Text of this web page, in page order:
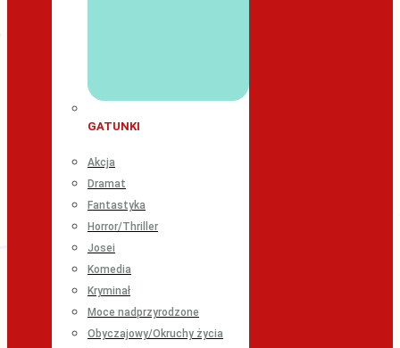
GATUNKI
Akcja
Dramat
Fantastyka
Horror/Thriller
Josei
Komedia
Kryminał
Moce nadprzyrodzone
Obyczajowy/Okruchy życia